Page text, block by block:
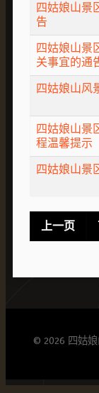
四姑娘山景
告
四姑娘山景
关事宜的通
四姑娘山风
四姑娘山景
程温馨提示
四姑娘山景
上一页
© 2026 四姑